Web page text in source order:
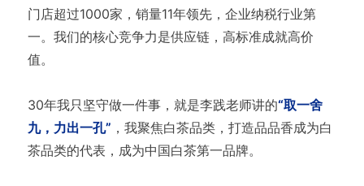
门店超过1000家，销量11年领先，企业纳税行业第
一。我们的核心竞争力是供应链，高标准成就高价
值。
30年我只坚守做一件事，就是李践老师讲的“取一舍
九，力出一孔” ，我聚焦白茶品类，打造品品香成为白
茶品类的代表，成为中国白茶第一品牌。